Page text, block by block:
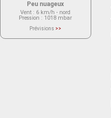
Peu nuageux
Vent : 6 km/h - nord
Pression : 1018 mbar
Prévisions >>
actuellement aucune prévision